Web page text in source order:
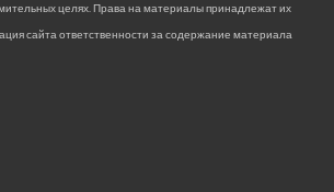
целях. Права на материалы принадлежат их
сайта ответственности за содержание материала